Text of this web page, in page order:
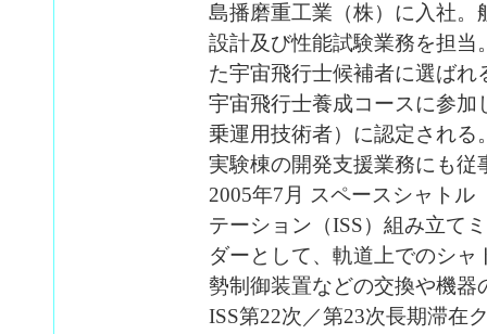
島播磨重工業（株）に入社
設計及び性能試験業務を担
た宇宙飛行士候補者に選ば
宇宙飛行士養成コースに参加
乗運用技術者）に認定され
実験棟の開発支援業務にも従
2005年7月 スペースシャト
テーション（ISS）組み立て
ダーとして、軌道上でのシ
勢制御装置などの交換や機器
ISS第22次／第23次長期滞在